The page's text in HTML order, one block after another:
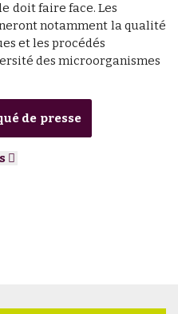
doit faire face. Les
notamment la qualité
et les procédés
des microorganismes
de presse
2023 - premiers résultats du
la nouvelle équipe